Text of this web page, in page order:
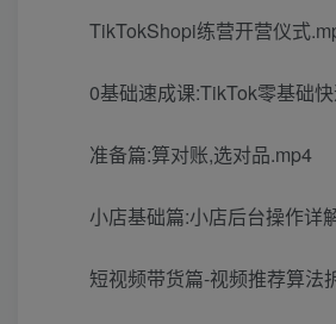
TikTokShopi练营开营仪式
0基础速成课:TikTok零基础
准备篇:算对账,选对品.mp4
小店基础篇:小店后台操作详
短视频带货篇-视频推荐算法